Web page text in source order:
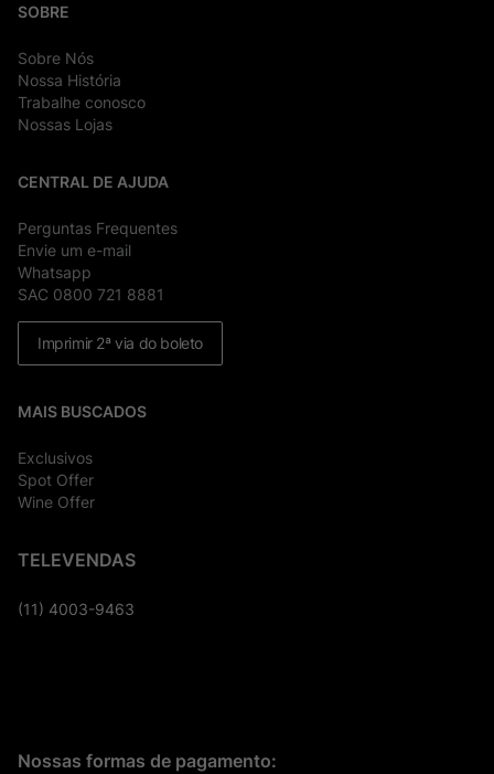
SOBRE
Sobre Nós
Nossa História
Trabalhe conosco
Nossas Lojas
CENTRAL DE AJUDA
Perguntas Frequentes
Envie um e-mail
Whatsapp
SAC 0800 721 8881
Imprimir 2ª via do boleto
MAIS BUSCADOS
Exclusivos
Spot Offer
Wine Offer
TELEVENDAS
(11) 4003-9463
Nossas formas de pagamento: